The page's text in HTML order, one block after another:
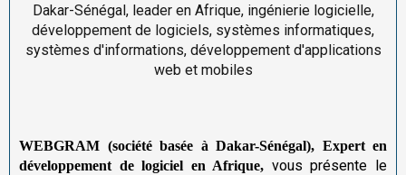
Dakar-Sénégal, leader en Afrique, ingénierie logicielle,
développement de logiciels, systèmes informatiques,
systèmes d'informations, développement d'applications
web et mobiles
WEBGRAM (société basée à Dakar-Sénégal), Expert en
développement de logiciel en Afrique, vous présente le